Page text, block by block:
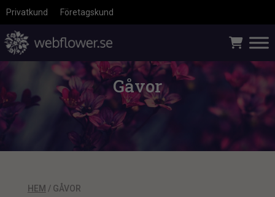
Privatkund Företagskund
Gåvor
HEM / GÅVOR